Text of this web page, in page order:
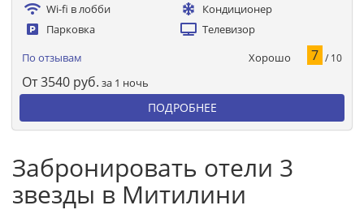
Wi-fi в лобби
Кондиционер
Парковка
Телевизор
По отзывам Хорошо 7 / 10
От3540 руб. за 1 ночь
ПОДРОБНЕЕ
Забронировать отели 3
звезды в Митилини